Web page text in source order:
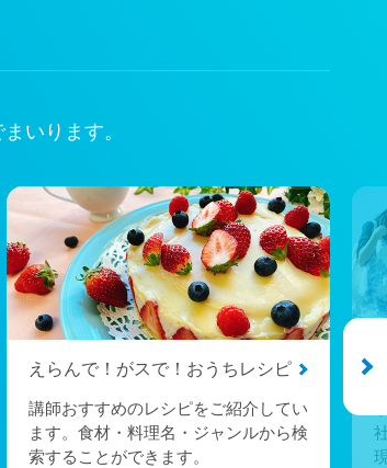
いります。
えらんで！がスで！おうちレシピ
講師おすすめのレシピをご紹介してい
ます。食材・料理名・ジャンルから検
索することができます。